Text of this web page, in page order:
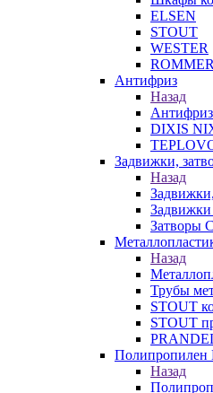
ELSEN
STOUT
WESTER
ROMMER
Антифриз
Назад
Антифриз
DIXIS
Задвижки,
Назад
Затворы
Назад
Трубы
STOUT
STOUT
Назад